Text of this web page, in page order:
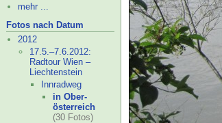
mehr ...
Fotos nach Datum
2012
17.5.–7.6.2012:
Radtour Wien –
Liechtenstein
Innradweg
in Ober-
österreich
(30 Fotos)